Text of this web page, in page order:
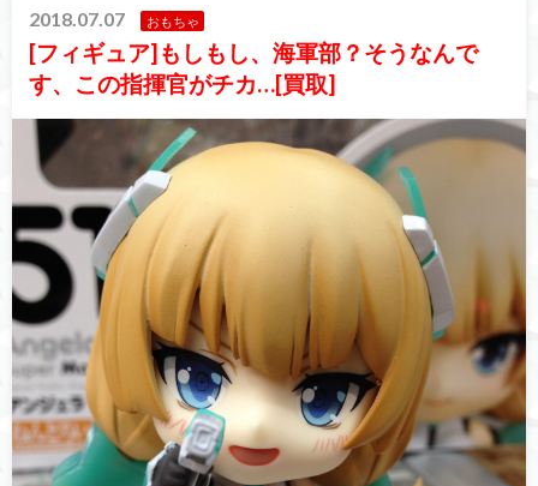
2018.07.07 おもちゃ
[フィギュア]もしもし、海軍部？そうなんで
す、この指揮官がチカ…[買取]